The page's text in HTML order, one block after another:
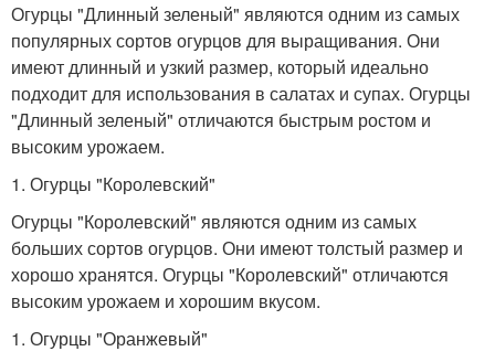
Огурцы "Длинный зеленый" являются одним из самых
популярных сортов огурцов для выращивания. Они
имеют длинный и узкий размер, который идеально
подходит для использования в салатах и супах. Огурцы
"Длинный зеленый" отличаются быстрым ростом и
высоким урожаем.
1. Огурцы "Королевский"
Огурцы "Королевский" являются одним из самых
больших сортов огурцов. Они имеют толстый размер и
хорошо хранятся. Огурцы "Королевский" отличаются
высоким урожаем и хорошим вкусом.
1. Огурцы "Оранжевый"